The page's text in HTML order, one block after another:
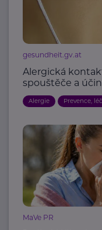
gesundheit.gv.at
Alergická
spouštěče a
Alergie Prevence,
MaVe PR